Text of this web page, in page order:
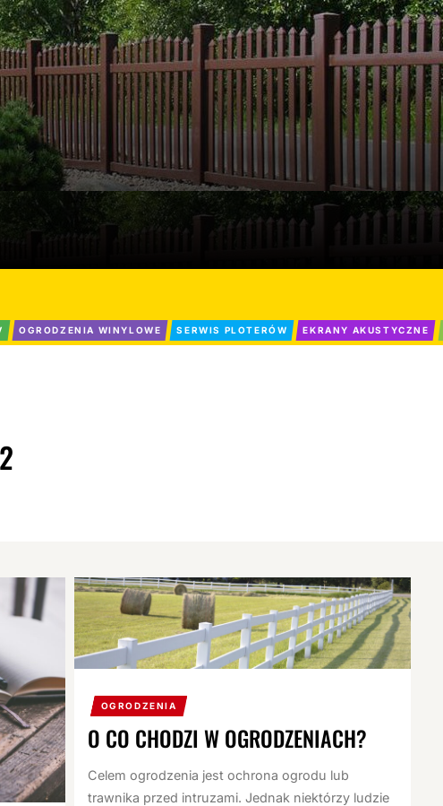
OGRODZENIA WINYLOWE SERWIS PLOTERÓW EKRANY AKUSTYCZNE
OGRODZENIA
O CO CHODZI W OGRODZENIACH?
Celem ogrodzenia jest ochrona ogrodu lub
trawnika przed intruzami. Jednak niektórzy ludzie